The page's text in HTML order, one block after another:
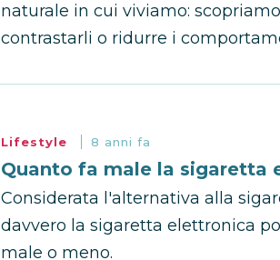
naturale in cui viviamo:
contrastarli o ridurre i
Lifestyle 8 anni fa
Quanto fa male la sigaretta
Considerata l'alternativa alla
davvero la sigaretta elettronica
male o meno.